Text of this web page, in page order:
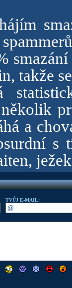
takže
několik
a
s
TVŮJ E-MAIL: